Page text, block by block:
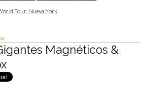
Tour: Nueva York
Magnéticos &